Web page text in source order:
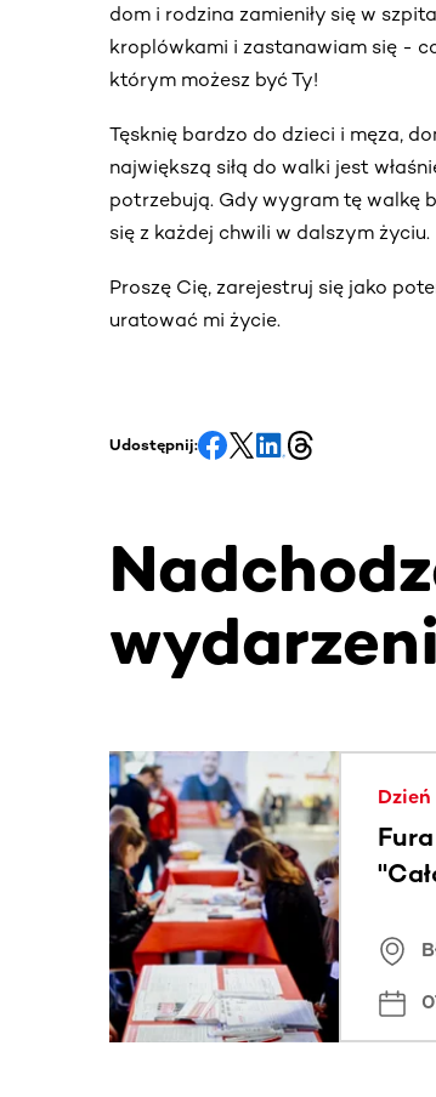
dom i rodzina zamieniły się w
kroplówkami i zastanawiam się -
którym możesz być Ty!
Tęsknię bardzo do dzieci i męza,
największą siłą do walki jest
potrzebują. Gdy wygram tę walkę
się z każdej chwili w dalszym życiu.
Proszę Cię, zarejestruj się jako
uratować mi życie.
Udostępnij:
Ta sekcja zawiera treści